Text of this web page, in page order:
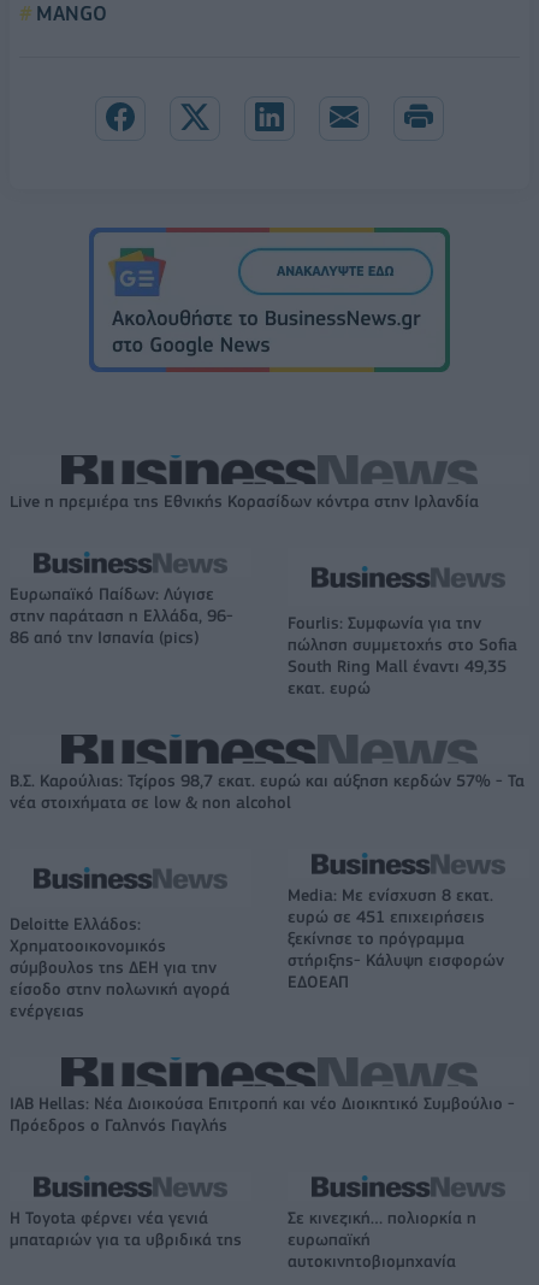
MANGO
Live η πρεμιέρα της Εθνικής Κορασίδων κόντρα στην Ιρλανδία
Ευρωπαϊκό Παίδων: Λύγισε
στην παράταση η Ελλάδα, 96-
86 από την Ισπανία (pics)
Fourlis: Συμφωνία για την
πώληση συμμετοχής στο Sofia
South Ring Mall έναντι 49,35
εκατ. ευρώ
Β.Σ. Καρούλιας: Τζίρος 98,7 εκατ. ευρώ και αύξηση κερδών 57% - Τα
νέα στοιχήματα σε low & non alcohol
Deloitte Ελλάδος:
Χρηματοοικονομικός
σύμβουλος της ΔΕΗ για την
είσοδο στην πολωνική αγορά
ενέργειας
Media: Με ενίσχυση 8 εκατ.
ευρώ σε 451 επιχειρήσεις
ξεκίνησε το πρόγραμμα
στήριξης- Κάλυψη εισφορών
ΕΔΟΕΑΠ
IAB Hellas: Νέα Διοικούσα Επιτροπή και νέο Διοικητικό Συμβούλιο -
Πρόεδρος ο Γαληνός Γιαγλής
Η Toyota φέρνει νέα γενιά
μπαταριών για τα υβριδικά της
Σε κινεζική… πολιορκία η
ευρωπαϊκή
αυτοκινητοβιομηχανία